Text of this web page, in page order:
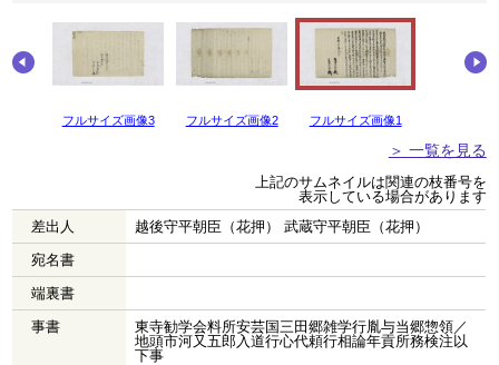
フルサイズ画像3 フルサイズ画像2 フルサイズ画像1
＞ 一覧を見る
上記のサムネイルは関連の枝番号を
表示している場合があります
差出人
越後守平朝臣（花押） 武蔵守平朝臣（花押）
宛名書
端裏書
事書
東寺勧学会料所安芸国三田郷雑学行胤与当郷惣領／
地頭市河又五郎入道行心代頼行相論年貢所務検注以
下事